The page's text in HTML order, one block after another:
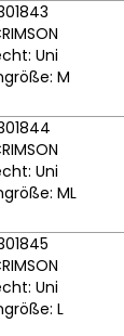
Uni
M
Uni
ML
Uni
L